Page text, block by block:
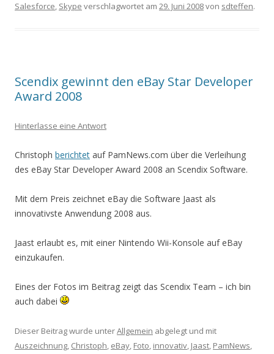
Salesforce, Skype verschlagwortet am 29. Juni 2008von sdteffen.
Scendix gewinnt den eBay Star Developer
Award 2008
Hinterlasse eine Antwort
Christoph berichtet auf PamNews.com über die Verleihung
des eBay Star Developer Award 2008 an Scendix Software.
Mit dem Preis zeichnet eBay die Software Jaast als
innovativste Anwendung 2008 aus.
Jaast erlaubt es, mit einer Nintendo Wii-Konsole auf eBay
einzukaufen.
Eines der Fotos im Beitrag zeigt das Scendix Team – ich bin
auch dabei
Dieser Beitrag wurde unterAllgemein abgelegt und mit
Auszeichnung, Christoph, eBay, Foto, innovativ, Jaast, PamNews,